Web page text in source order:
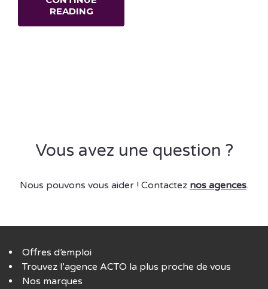
READING
Vous avez une question ?
Nous pouvons vous aider ! Contactez nos agences.
Offres d’emploi
Trouvez l’agence ACTO la plus proche de vous
Nos marques